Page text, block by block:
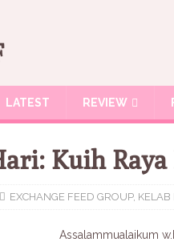
LATEST REVIEW
Kuih
EXCHANGE FEED GROUP, KELAB
Assalammualaikum